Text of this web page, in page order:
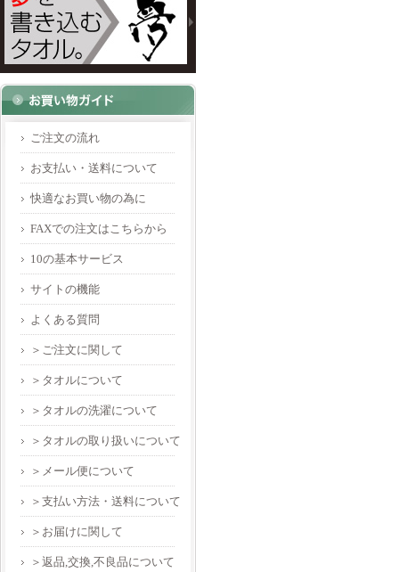
ご注文の流れ
お支払い・送料について
快適なお買い物の為に
FAXでの注文はこちらから
10の基本サービス
サイトの機能
よくある質問
＞ご注文に関して
＞タオルについて
＞タオルの洗濯について
＞タオルの取り扱いについて
＞メール便について
＞支払い方法・送料について
＞お届けに関して
＞返品,交換,不良品について